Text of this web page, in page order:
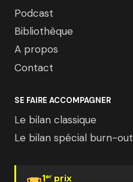
Podcast
Bibliothèque
A propos
Contact
SE FAIRE ACCOMPAGNER
Le bilan classique
Le bilan spécial burn-out
1er prix